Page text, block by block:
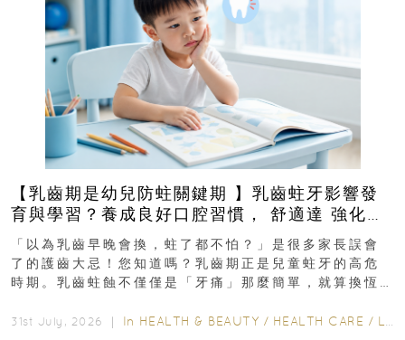
【乳齒期是幼兒防蛀關鍵期 】乳齒蛀牙影響發
育與學習？養成良好口腔習慣， 舒適達 強化琺
瑯質 兒童牙膏防護指南
「以為乳齒早晚會換，蛀了都不怕？」是很多家長誤會
了的護齒大忌！您知道嗎？乳齒期正是兒童蛀牙的高危
時期。乳齒蛀蝕不僅僅是「牙痛」那麼簡單，就算換恆
31st July, 2026 ｜ In HEALTH & BEAUTY / HEALTH CARE / LIFESTYLE